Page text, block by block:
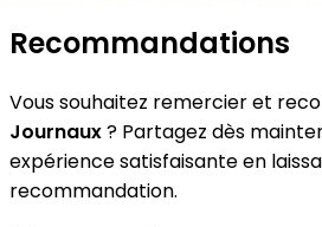
Recommandations
Vous souhaitez remercier et
Journaux? Partagez dès
expérience satisfaisante en
recommandation.